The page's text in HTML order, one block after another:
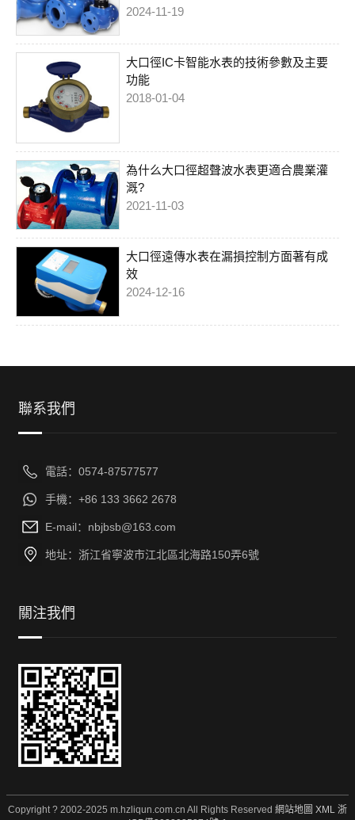
2024-11-19
大口徑IC卡智能水表的技術參數及主要
功能
2018-01-04
為什么大口徑超聲波水表更適合農業灌
溉?
2021-11-03
大口徑遠傳水表在漏損控制方面著有成
效
2024-12-16
聯系我們
電話：0574-87577577
手機：+86 133 3662 2678
E-mail：nbjbsb@163.com
地址：浙江省寧波市江北區北海路150弄6號
關注我們
Copyright ? 2002-2025 m.hzliqun.com.cn All Rights Reserved 網站地圖 XML 浙